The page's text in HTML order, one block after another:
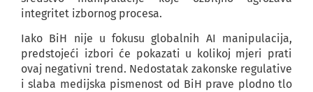
integritet izbornog procesa.
Iako BiH nije u fokusu globalnih AI manipulacija,
predstojeći izbori će pokazati u kolikoj mjeri prati
ovaj negativni trend. Nedostatak zakonske regulative
i slaba medijska pismenost od BiH prave plodno tlo